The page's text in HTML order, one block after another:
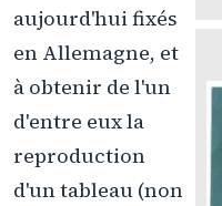
aujourd'hui fixés
en Allemagne, et
à obtenir de l'un
d'entre eux la
reproduction
d'un tableau (non